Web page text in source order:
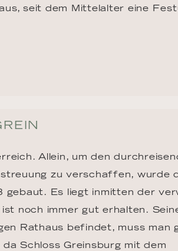
seit dem Mittelalter eine
Allein, um den
zu verschaffen, wurde
gebaut. Es liegt inmitten der
noch immer gut erhalten.
Rathaus befindet, muss man
Schloss Greinsburg mit dem